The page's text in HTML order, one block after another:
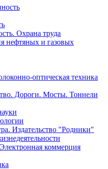
Охрана труда
нефтяных и газовых
оптическая техника
Дороги. Мосты. Тоннели
Издательство "Родники"
коммерция